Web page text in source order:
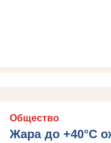
Общество
Жара до +40°С